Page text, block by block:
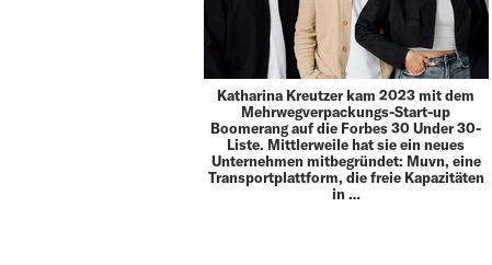
Katharina Kreutzer kam 2023 mit dem
Mehrwegverpackungs-Start-up
Boomerang auf die Forbes 30 Under 30-
Liste. Mittlerweile hat sie ein neues
Unternehmen mitbegründet: Muvn, eine
Transportplattform, die freie Kapazitäten
in …